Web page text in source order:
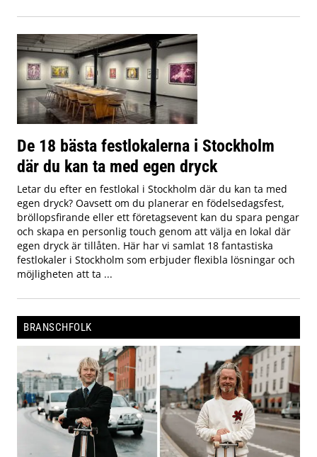
De 18 bästa festlokalerna i Stockholm
där du kan ta med egen dryck
Letar du efter en festlokal i Stockholm där du kan ta med
egen dryck? Oavsett om du planerar en födelsedagsfest,
bröllopsfirande eller ett företagsevent kan du spara pengar
och skapa en personlig touch genom att välja en lokal där
egen dryck är tillåten. Här har vi samlat 18 fantastiska
festlokaler i Stockholm som erbjuder flexibla lösningar och
möjligheten att ta ...
BRANSCHFOLK